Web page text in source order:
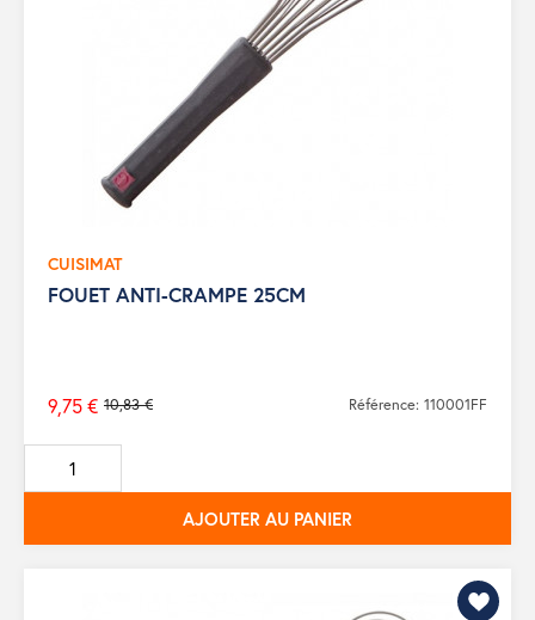
CUISIMAT
FOUET ANTI-CRAMPE 25CM
Prix
de
base
10,83 €
9,75 € Référence: 110001FF
AJOUTER AU PANIER